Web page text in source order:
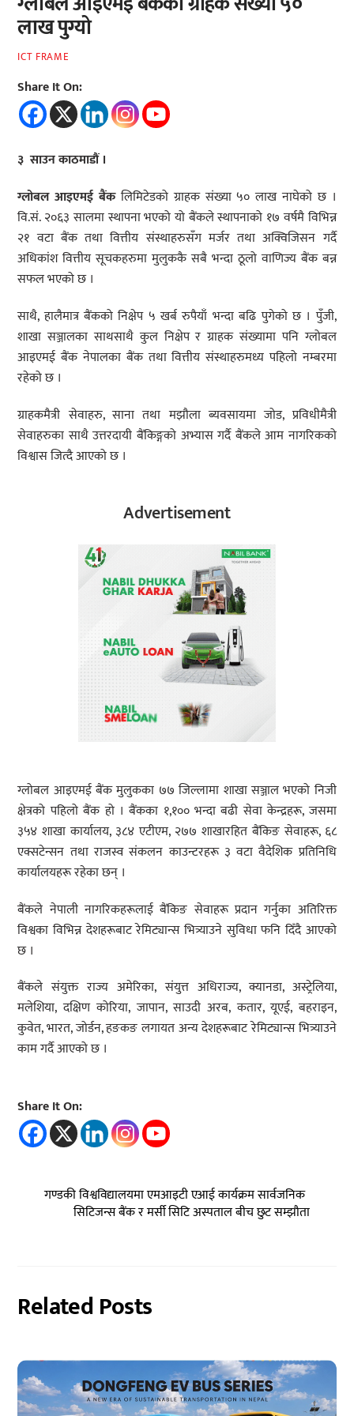
लाख पुग्यो
ICT FRAME
Share It On:
३ साउन काठमाडौं ।
ग्लोबल आइएमई बैंकलिमिटेडको ग्राहक संख्या ५० लाख नाघेको छ ।
वि.सं. २०६३ सालमा स्थापना भएको यो बैंकले स्थापनाको १७ वर्षमै विभिन्न
२१ वटा बैंक तथा वित्तीय संस्थाहरुसँग मर्जर तथा अक्विजिसन गर्दै
अधिकांश वित्तीय सूचकहरुमा मुलुककै सबै भन्दा ठूलो वाणिज्य बैंक बन्न
सफल भएको छ ।
साथै, हालैमात्र बैंकको निक्षेप ५ खर्ब रुपैयाँ भन्दा बढि पुगेको छ । पुँजी,
शाखा सञ्जालका साथसाथै कुल निक्षेप र ग्राहक संख्यामा पनि ग्लोबल
आइएमई बैंक नेपालका बैंक तथा वित्तीय संस्थाहरुमध्य पहिलो नम्बरमा
रहेको छ ।
ग्राहकमैत्री सेवाहरु, साना तथा मझौला ब्यवसायमा जोड, प्रविधीमैत्री
सेवाहरुका साथै उत्तरदायी बैंकिङ्गको अभ्यास गर्दै बैंकले आम नागरिकको
विश्वास जित्दै आएको छ ।
Advertisement
ग्लोबल आइएमई बैंक मुलुकका ७७ जिल्लामा शाखा सञ्जाल भएको निजी
क्षेत्रको पहिलो बैंक हो । बैंकका १,१०० भन्दा बढी सेवा केन्द्रहरू, जसमा
३५४ शाखा कार्यालय, ३८४ एटीएम, २७७ शाखारहित बैंकिङ सेवाहरू, ६८
एक्सटेन्सन तथा राजस्व संकलन काउन्टरहरू ३ वटा वैदेशिक प्रतिनिधि
कार्यालयहरू रहेका छन् ।
बैंकले नेपाली नागरिकहरूलाई बैंकिङ सेवाहरू प्रदान गर्नुका अतिरिक्त
विश्वका विभिन्न देशहरूबाट रेमिट्यान्स भित्र्याउने सुविधा फनि दिँदै आएको
छ ।
बैंकले संयुक्त राज्य अमेरिका, संयुत्त अधिराज्य, क्यानडा, अस्ट्रेलिया,
मलेशिया, दक्षिण कोरिया, जापान, साउदी अरब, कतार, यूएई, बहराइन,
कुवेत, भारत, जोर्डन, हङकङ लगायत अन्य देशहरूबाट रेमिट्यान्स भित्र्याउने
काम गर्दै आएको छ ।
Share It On:
गण्डकी विश्वविद्यालयमा एमआइटी एआई कार्यक्रम सार्वजनिक
सिटिजन्स बैंक र मर्सी सिटि अस्पताल बीच छुट सम्झौता
Related Posts